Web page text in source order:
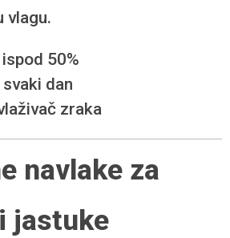
vlagu.
50%
dan
zraka
navlake za
jastuke